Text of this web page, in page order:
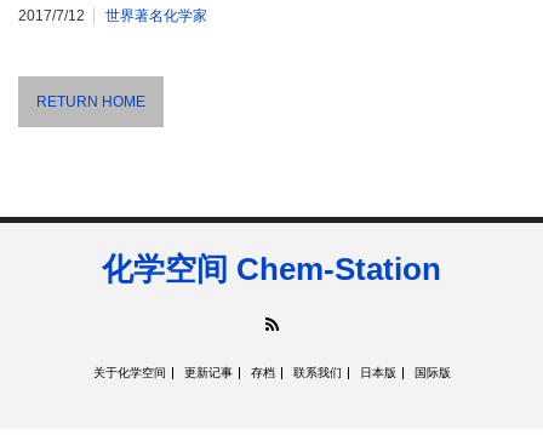
2017/7/12 世界著名化学家
RETURN HOME
化学空间 Chem-Station
关于化学空间 更新记事 存档 联系我们 日本版 国际版